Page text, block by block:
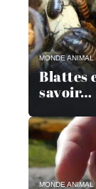
MONDE ANIMAL
Blattes
savoir…
MONDE ANIMAL